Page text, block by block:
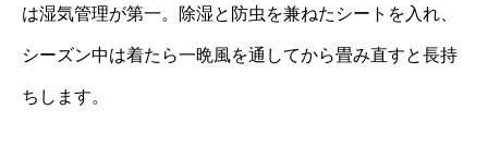
は湿気管理が第一。除湿と防虫を兼ねたシートを入れ、
シーズン中は着たら一晩風を通してから畳み直すと長持
ちします。